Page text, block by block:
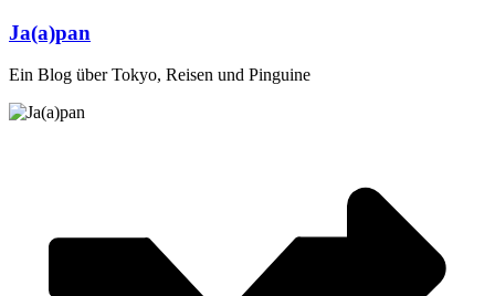
Zum
Inhalt
springen
Ja(a)pan
Ein Blog über Tokyo, Reisen und Pinguine